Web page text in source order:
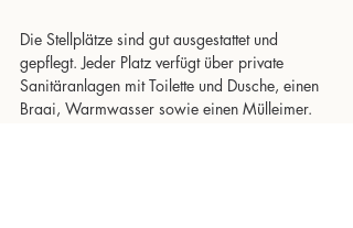
Die Stellplätze sind gut ausgestattet und
gepflegt. Jeder Platz verfügt über private
Sanitäranlagen mit Toilette und Dusche, einen
Braai, Warmwasser sowie einen Mülleimer.